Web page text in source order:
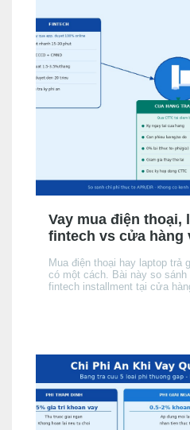
Vay mua điện
fintech vs cửa hàng
Mua điện thoại hay laptop trả
có một cách. Bài này so
fintech installment tại cửa